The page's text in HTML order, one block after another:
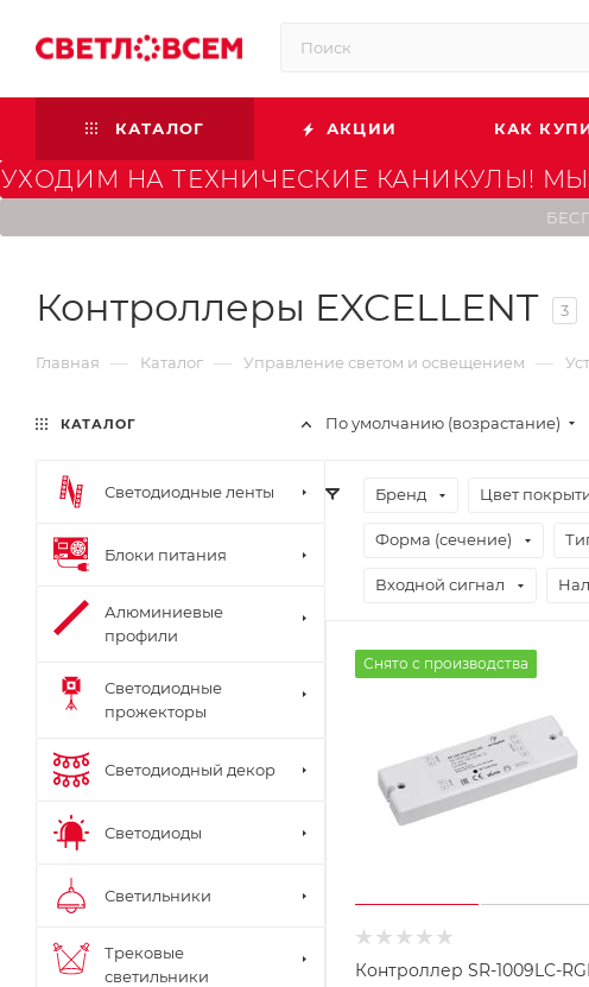
КАТАЛОГ АКЦИИ КАК
УХОДИМ НА ТЕХНИЧЕСКИЕ КАНИКУЛЫ!
Контроллеры EXCELLENT 3
Главная — Каталог — Управление светом и освещением —
По умолчанию (возрастание)
Бренд Цвет
Форма (сечение)
Входной сигнал
Снято с производства
Контроллер SR-1009LC-
КАТАЛОГ
Светодиодные ленты
Блоки питания
Алюминиевые
профили
Светодиодные
прожекторы
Светодиодный декор
Светодиоды
Светильники
Трековые
светильники